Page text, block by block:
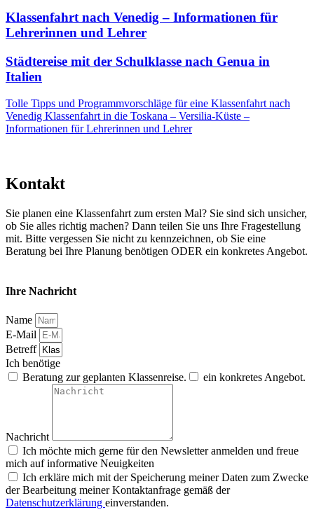
Klassenfahrt nach Venedig – Informationen für
Lehrerinnen und Lehrer
Städtereise mit der Schulklasse nach Genua in
Italien
Tolle Tipps und Programmvorschläge für eine Klassenfahrt nach
Venedig Klassenfahrt in die Toskana – Versilia-Küste –
Informationen für Lehrerinnen und Lehrer
Kontakt
Sie planen eine Klassenfahrt zum ersten Mal? Sie sind sich unsicher,
ob Sie alles richtig machen? Dann teilen Sie uns Ihre Fragestellung
mit. Bitte vergessen Sie nicht zu kennzeichnen, ob Sie eine
Beratung bei Ihre Planung benötigen ODER ein konkretes Angebot.
Ihre Nachricht
Name
E-Mail
Betreff
Ich benötige
Beratung zur geplanten Klassenreise.
ein konkretes Angebot.
Nachricht
Ich möchte mich gerne für den Newsletter anmelden und freue
mich auf informative Neuigkeiten
Ich erkläre mich mit der Speicherung meiner Daten zum Zwecke
der Bearbeitung meiner Kontaktanfrage gemäß der
Datenschutzerklärung einverstanden.